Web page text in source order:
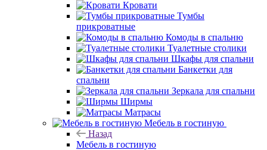
Кровати
Тумбы
прикроватные
Комоды в спальню
Туалетные столики
Шкафы для спальни
Банкетки для
спальни
Зеркала для спальни
Ширмы
Матрасы
Мебель в гостиную
Назад
Мебель в гостиную